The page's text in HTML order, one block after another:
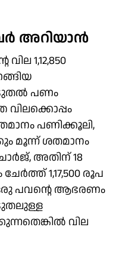
അറിയാന്‍
1,12,850
പണം
വിലക്കൊപ്പം
പണിക്കൂലി,
മൂന്ന് ശതമാനം
അതിന് 18
1,17,500 രൂപ
പവന്റെ ആഭരണം
വില